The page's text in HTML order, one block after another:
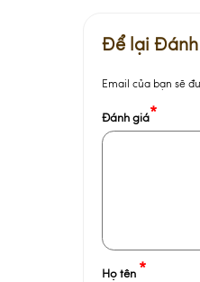
Để lại
Email của bạn sẽ
Đánh giá*
Họ tên *